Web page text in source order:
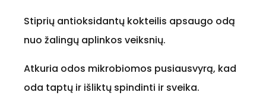
Stiprių antioksidantų kokteilis apsaugo odą
nuo žalingų aplinkos veiksnių.
Atkuria odos mikrobiomos pusiausvyrą, kad
oda taptų ir išliktų spindinti ir sveika.